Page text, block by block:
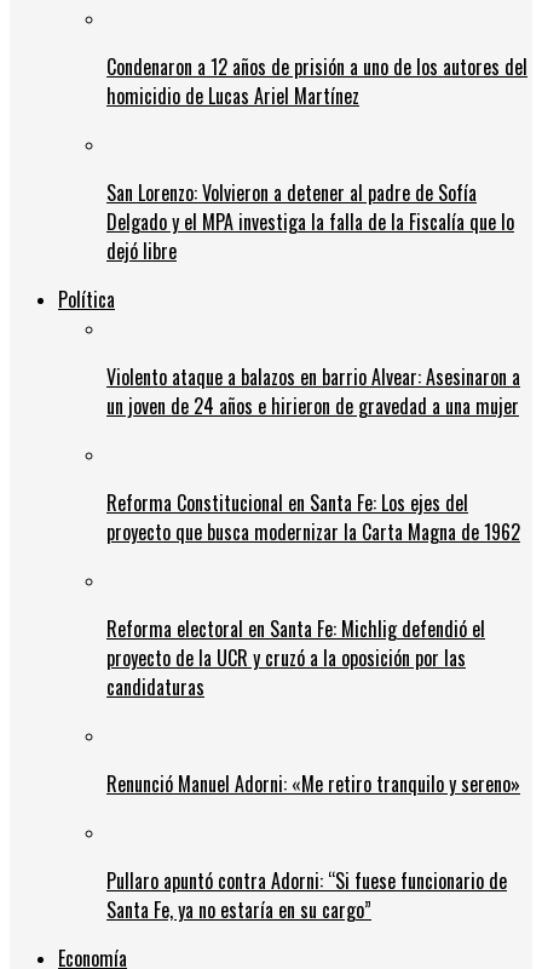
Condenaron a 12 años de prisión a uno de los autores del
homicidio de Lucas Ariel Martínez
San Lorenzo: Volvieron a detener al padre de Sofía
Delgado y el MPA investiga la falla de la Fiscalía que lo
dejó libre
Política
Violento ataque a balazos en barrio Alvear: Asesinaron a
un joven de 24 años e hirieron de gravedad a una mujer
Reforma Constitucional en Santa Fe: Los ejes del
proyecto que busca modernizar la Carta Magna de 1962
Reforma electoral en Santa Fe: Michlig defendió el
proyecto de la UCR y cruzó a la oposición por las
candidaturas
Renunció Manuel Adorni: «Me retiro tranquilo y sereno»
Pullaro apuntó contra Adorni: “Si fuese funcionario de
Santa Fe, ya no estaría en su cargo”
Economía